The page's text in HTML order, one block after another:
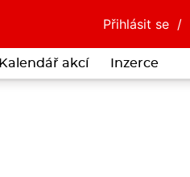
Přihlásit se /
Kalendář akcí Inzerce